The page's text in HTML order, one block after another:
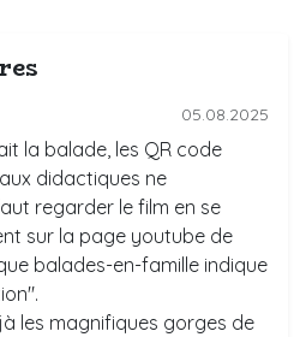
05.08.2025
la balade, les QR code
didactiques ne
regarder le film en se
sur la page youtube de
balades-en-famille indique
les magnifiques gorges de